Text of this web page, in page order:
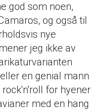
god som noen,
og også til
nye
jeg ikke av
en genial mann
for hyener
med en hang